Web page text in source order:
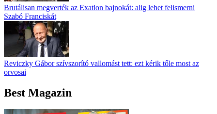
Brutálisan megverték az Exatlon bajnokát: alig lehet felismerni
Szabó Franciskát
Reviczky Gábor szívszorító vallomást tett: ezt kérik tőle most az
orvosai
Best Magazin